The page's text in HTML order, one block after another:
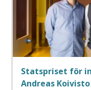
Statspriset för
Andreas